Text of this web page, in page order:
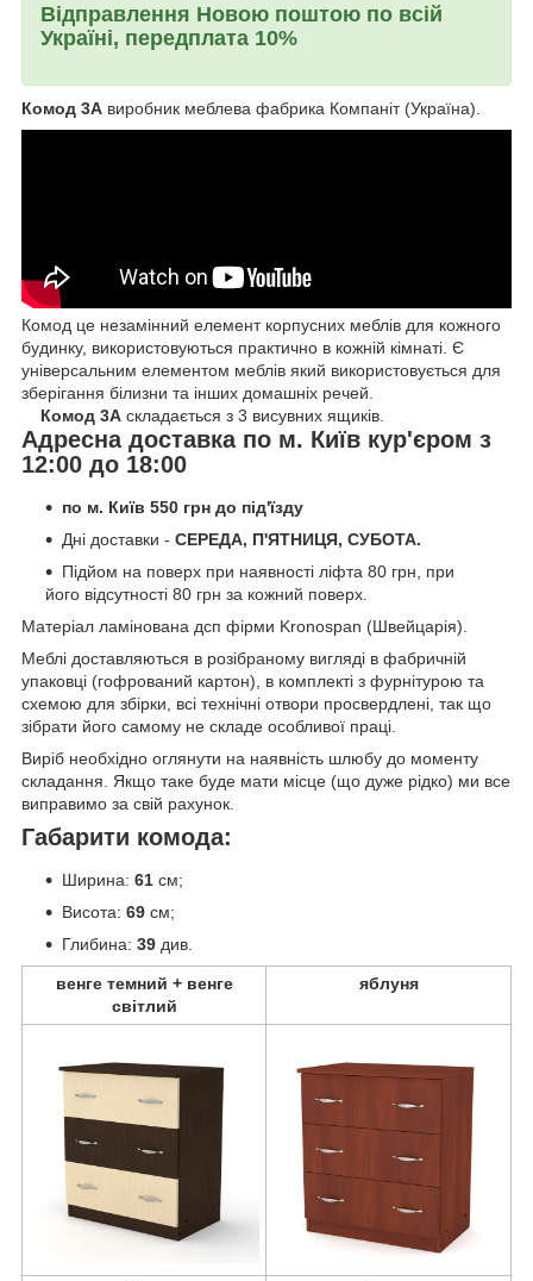
Відправлення Новою поштою по всій
Україні, передплата 10%
Комод 3А виробник меблева фабрика Компаніт (Україна).
Комод це незамінний елемент корпусних меблів для кожного
будинку, використовуються практично в кожній кімнаті. Є
універсальним елементом меблів який використовується для
зберігання білизни та інших домашніх речей.
Комод 3А складається з 3 висувних ящиків.
Адресна доставка по м. Київ кур'єром з
12:00 до 18:00
по м. Київ 550 грн до під'їзду
Дні доставки - СЕРЕДА, П'ЯТНИЦЯ, СУБОТА.
Підйом на поверх при наявності ліфта 80 грн, при
його відсутності 80 грн за кожний поверх.
Матеріал ламінована дсп фірми Kronospan (Швейцарія).
Меблі доставляються в розібраному вигляді в фабричній
упаковці (гофрований картон), в комплекті з фурнітурою та
схемою для збірки, всі технічні отвори просвердлені, так що
зібрати його самому не складе особливої праці.
Виріб необхідно оглянути на наявність шлюбу до моменту
складання. Якщо таке буде мати місце (що дуже рідко) ми все
виправимо за свій рахунок.
Габарити комода:
Ширина: 61 см;
Висота: 69 см;
Глибина: 39 див.
венге темний + венге
світлий
яблуня